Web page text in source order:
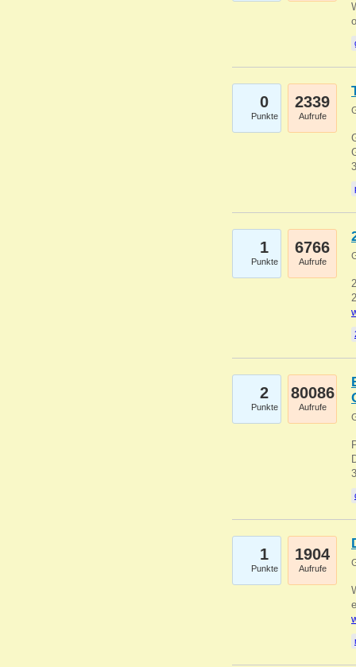
0
Punkte
2339
Aufrufe
1
Punkte
6766
Aufrufe
2
Punkte
80086
Aufrufe
1
Punkte
1904
Aufrufe